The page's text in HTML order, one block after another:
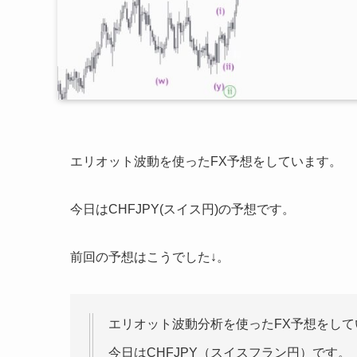
エリオット波動を使ったFX予想をしています。
今日はCHFJPY(スイス円)の予想です。
前回の予想はこうでした↓。
エリオット波動分析を使ったFX予想をし
今日はCHFJPY（スイスフラン円）です。